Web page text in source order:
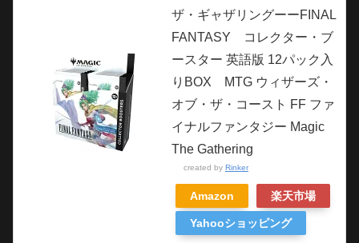
ザ・ギャザリングーーFINAL
FANTASY コレクター・ブ
ースター 英語版 12パック入
りBOX MTG ウィザーズ・
オブ・ザ・コースト FF ファ
イナルファンタジー Magic
The Gathering
created by Rinker
Amazon 楽天市場
Yahooショッピング